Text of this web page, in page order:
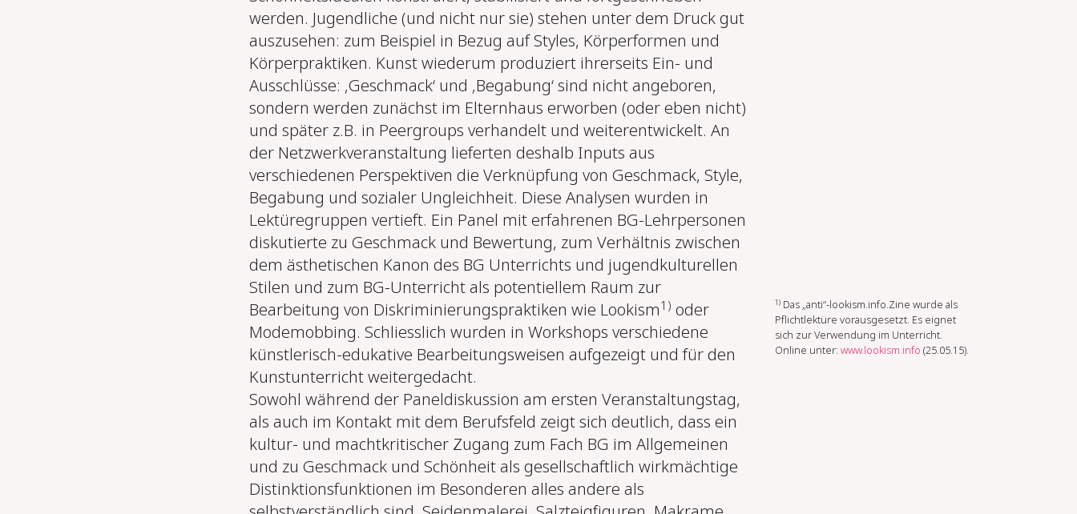
werden. Jugendliche (und nicht nur sie) stehen unter dem Druck gut
auszusehen: zum Beispiel in Bezug auf Styles, Körperformen und
Körperpraktiken. Kunst wiederum produziert ihrerseits Ein- und
Ausschlüsse: ‚Geschmack‘ und ‚Begabung‘ sind nicht angeboren,
sondern werden zunächst im Elternhaus erworben (oder eben nicht)
und später z.B. in Peergroups verhandelt und weiterentwickelt. An
der Netzwerkveranstaltung lieferten deshalb Inputs aus
verschiedenen Perspektiven die Verknüpfung von Geschmack, Style,
Begabung und sozialer Ungleichheit. Diese Analysen wurden in
Lektüregruppen vertieft. Ein Panel mit erfahrenen BG-Lehrpersonen
diskutierte zu Geschmack und Bewertung, zum Verhältnis zwischen
dem ästhetischen Kanon des BG Unterrichts und jugendkulturellen
Stilen und zum BG-Unterricht als potentiellem Raum zur
Bearbeitung von Diskriminierungspraktiken wie Lookism1) oder
Modemobbing. Schliesslich wurden in Workshops verschiedene
künstlerisch-edukative Bearbeitungsweisen aufgezeigt und für den
Kunstunterricht weitergedacht.
Sowohl während der Paneldiskussion am ersten Veranstaltungstag,
als auch im Kontakt mit dem Berufsfeld zeigt sich deutlich, dass ein
kultur- und machtkritischer Zugang zum Fach BG im Allgemeinen
und zu Geschmack und Schönheit als gesellschaftlich wirkmächtige
Distinktionsfunktionen im Besonderen alles andere als
1) Das „anti“-lookism.info.Zine wurde als
Pflichtlektüre vorausgesetzt. Es eignet
sich zur Verwendung im Unterricht.
Online unter: www.lookism.info (25.05.15).